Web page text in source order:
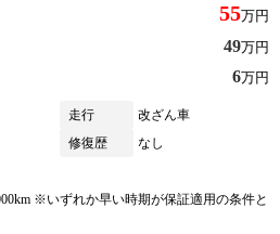
55万円
49万円
6万円
走行
改ざん車
修復歴
なし
※いずれか早い時期が保証適用の条件と